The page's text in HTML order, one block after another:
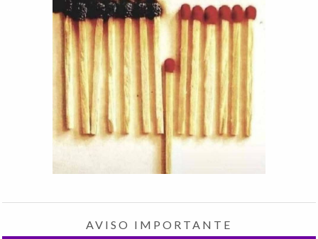
AVISO IMPORTANTE